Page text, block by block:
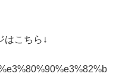
はこちら↓